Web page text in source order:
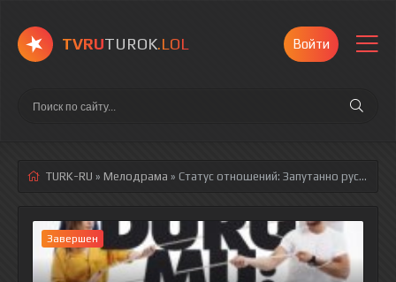
TVRUTUROK.LOL Войти
TURK-RU » Мелодрама » Статус отношений: Запутанно русская озвучка полностью смотреть онлайн!
Завершен